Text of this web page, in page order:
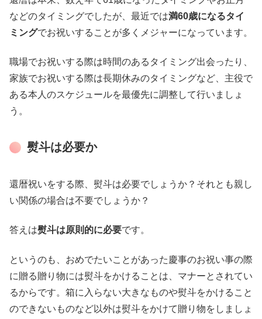
などのタイミングでしたが、最近では満60歳になるタイ
ミングでお祝いすることが多くメジャーになっています。
職場でお祝いする際は時間のあるタイミング出会ったり、
家族でお祝いする際は長期休みのタイミングなど、主役で
ある本人のスケジュールを最優先に調整して行いましょ
う。
熨斗は必要か
還暦祝いをする際、熨斗は必要でしょうか？それとも親し
い関係の場合は不要でしょうか？
答えは熨斗は原則的に必要です。
というのも、おめでたいことがあった慶事のお祝い事の際
に贈る贈り物には熨斗をかけることは、マナーとされてい
るからです。箱に入らない大きなものや熨斗をかけること
のできないものなど以外は熨斗をかけて贈り物をしましょ